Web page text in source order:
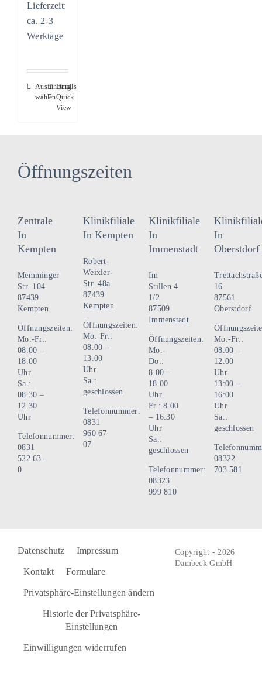
Lieferzeit:
ca. 2-3
Werktage
Ausführung
wählen
Dieses
Produkt
Die
auf
Produktseite
gewählt
Details
Quick
View
Öffnungszeiten
Zentrale
In
Kempten
Memminger
Str. 104
87439
Kempten
Öffnungszeiten:
Mo.-Fr.:
08.00 –
18.00
Uhr
Sa.:
08.30 –
12.30
Uhr
Telefonnummer:
0831
522 63-
0
Klinikfiliale
In Kempten
Robert-
Weixler-
Str. 48a
87439
Kempten
Öffnungszeiten:
Mo.-Fr.:
08.00 –
13.00
Uhr
Sa.:
geschlossen
Telefonnummer:
0831
960 67
07
Klinikfiliale
In
Immenstadt
Im
Stillen 4
1/2
87509
Immenstadt
Öffnungszeiten:
Mo.-
Do.:
8.00 –
18.00
Uhr
Fr.: 8.00
– 16.30
Uhr
Sa.:
geschlossen
Telefonnummer:
08323
999 810
In
Oberstdorf
16
87561
Oberstdorf
Mo.-Fr.:
08.00 –
12.00
Uhr
13:00 –
16:00
Uhr
Sa.:
geschlossen
08322
703 581
Datenschutz Impressum
Kontakt Formulare
Privatsphäre-Einstellungen ändern
Historie der Privatsphäre-
Einstellungen
Einwilligungen widerrufen
Copyright - 2026
Dambeck GmbH